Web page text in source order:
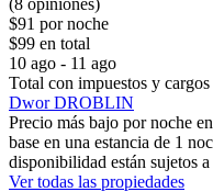
$91 por noche
$99 en total
10 ago - 11 ago
Total con impuestos y cargos
Dwor DROBLIN
Precio más bajo por noche
base en una estancia de 1
disponibilidad están sujetos
Ver todas las propiedades